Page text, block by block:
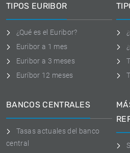
TIPOS EURIBOR
¿Qué es el Euribor?
Euribor a 1 mes
Euribor a 3 meses
Euríbor 12 meses
BANCOS CENTRALES
Tasas actuales del banco
central